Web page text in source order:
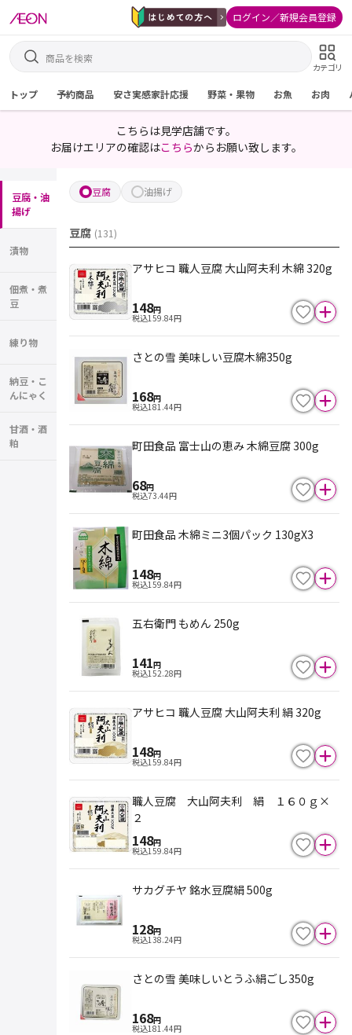
ログイン／新規会員登録
カテゴリ
トップ 予約商品 安さ実感家計応援 野菜・果物 お魚 お肉
こちらは見学店舗です。
お届けエリアの確認はこちらからお願い致します。
豆腐・油
揚げ
漬物
佃煮・煮
豆
練り物
納豆・こ
んにゃく
甘酒・酒
粕
豆腐 油揚げ
豆腐 (131)
アサヒコ 職人豆腐 大山阿夫利 木綿 320g
148円
税込159.84円
さとの雪 美味しい豆腐木綿350g
168円
税込181.44円
町田食品 富士山の恵み 木綿豆腐 300g
68円
税込73.44円
町田食品 木綿ミニ3個パック 130gX3
148円
税込159.84円
五右衛門 もめん 250g
141円
税込152.28円
アサヒコ 職人豆腐 大山阿夫利 絹 320g
148円
税込159.84円
職人豆腐 大山阿夫利 絹 １６０ｇ×
２
148円
税込159.84円
サカグチヤ 銘水豆腐絹 500g
128円
税込138.24円
さとの雪 美味しいとうふ絹ごし350g
168円
税込181.44円